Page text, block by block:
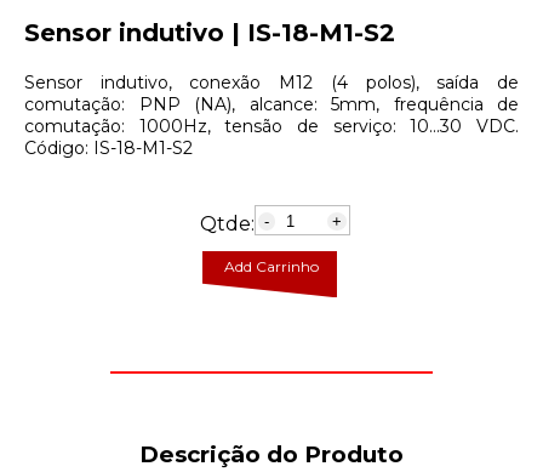
Sensor indutivo | IS-18-M1-S2
Sensor indutivo, conexão M12 (4 polos), saída de
comutação: PNP (NA), alcance: 5mm, frequência de
comutação: 1000Hz, tensão de serviço: 10...30 VDC.
Código: IS-18-M1-S2
Qtde: - +
Add Carrinho
Descrição do Produto